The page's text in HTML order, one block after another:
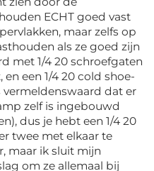
ECHT goed vast
maar zelfs op
als ze goed zijn
met 1/4 20 schroefgaten
een 1/4 20 cold shoe-
dat er
zelf is ingebouwd
dus je hebt een 1/4 20
twee met elkaar te
maar ik sluit mijn
om ze allemaal bij